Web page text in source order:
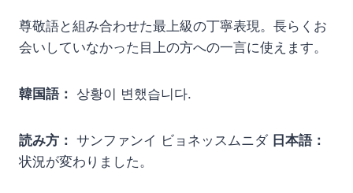
尊敬語と組み合わせた最上級の丁寧表現。長らくお
会いしていなかった目上の方への一言に使えます。
韓国語： 상황이 변했습니다.
読み方： サンファンイ ビョネッスムニダ 日本語：
状況が変わりました。